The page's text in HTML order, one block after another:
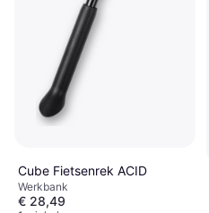
Cube Fietsenrek ACID
Werkbank
€ 28,49